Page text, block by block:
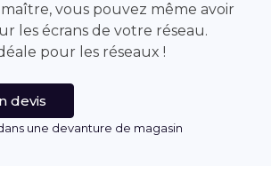
vous pouvez même avoir
les écrans de votre réseau.
pour les réseaux !
devis